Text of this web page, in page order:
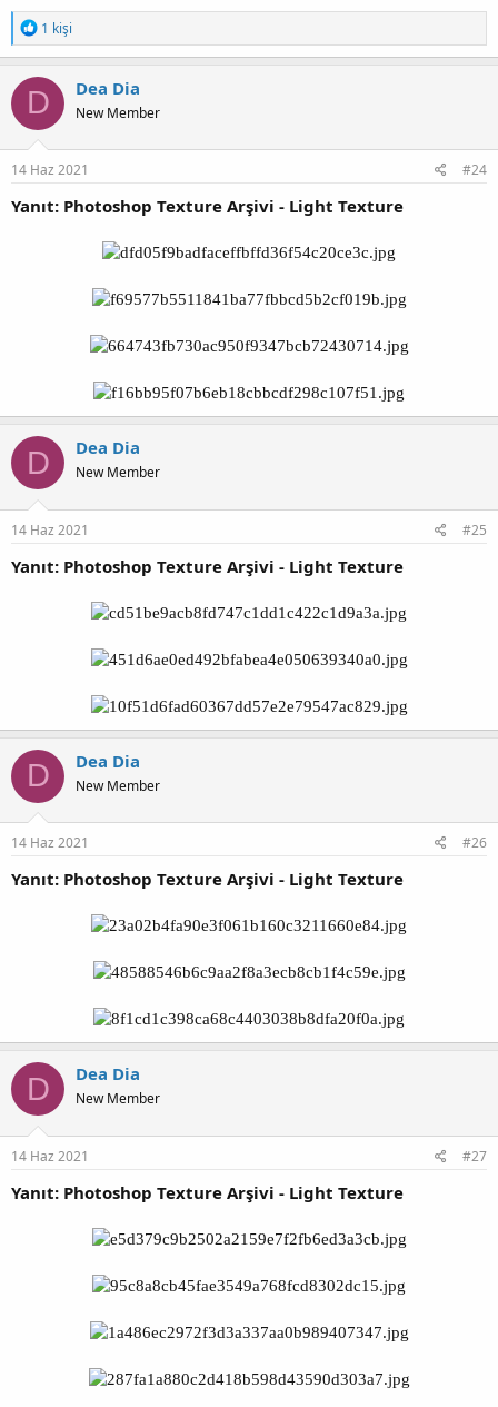
T
e
p
k
i
l
e
r
:
1 kişi
D Dea Dia
New Member
14 Haz 2021 #24
Yanıt: Photoshop Texture Arşivi - Light Texture
D Dea Dia
New Member
14 Haz 2021 #25
Yanıt: Photoshop Texture Arşivi - Light Texture
D Dea Dia
New Member
14 Haz 2021 #26
Yanıt: Photoshop Texture Arşivi - Light Texture
D Dea Dia
New Member
14 Haz 2021 #27
Yanıt: Photoshop Texture Arşivi - Light Texture